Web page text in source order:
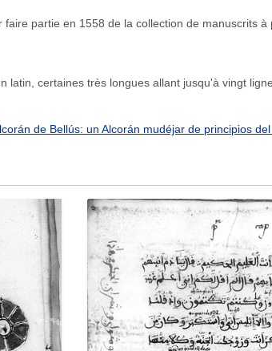
partie en 1558 de la collection de manuscrits
certaines très longues allant jusqu'à vingt
de Bellús: un Alcorán mudéjar de principios